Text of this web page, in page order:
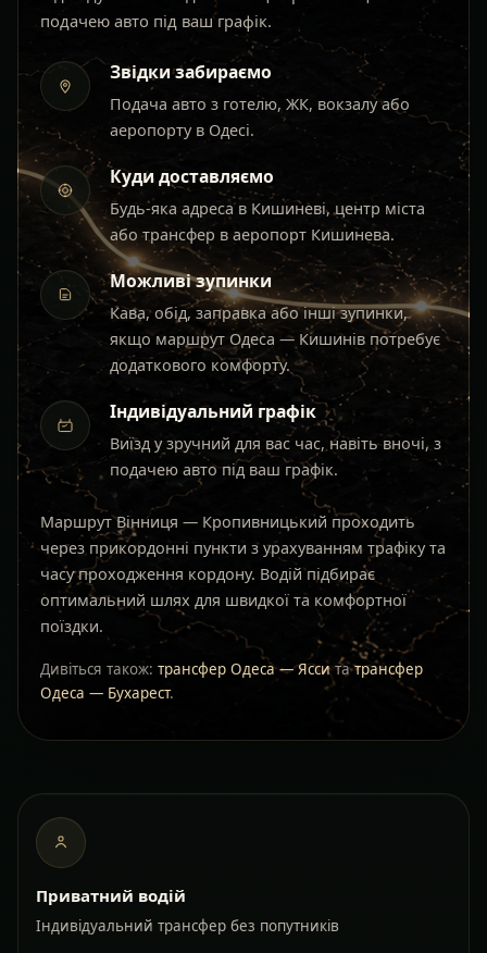
подачею авто під ваш графік.
Звідки забираємо
Подача авто з готелю, ЖК, вокзалу або
аеропорту в Одесі.
Куди доставляємо
Будь-яка адреса в Кишиневі, центр міста
або трансфер в аеропорт Кишинева.
Можливі зупинки
Кава, обід, заправка або інші зупинки,
якщо маршрут Одеса — Кишинів потребує
додаткового комфорту.
Індивідуальний графік
Виїзд у зручний для вас час, навіть вночі, з
подачею авто під ваш графік.
Маршрут Вінниця — Кропивницький проходить
через прикордонні пункти з урахуванням трафіку та
часу проходження кордону. Водій підбирає
оптимальний шлях для швидкої та комфортної
поїздки.
Дивіться також: трансфер Одеса — Ясситатрансфер
Одеса — Бухарест.
Приватний водій
Індивідуальний трансфер без попутників